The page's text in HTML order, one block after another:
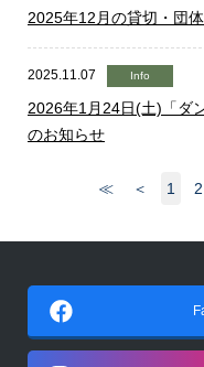
2025年12月の貸切・団
2025.11.07 Info
2026年1月24日(土)「ダ
のお知らせ
≪ ＜ 1 2